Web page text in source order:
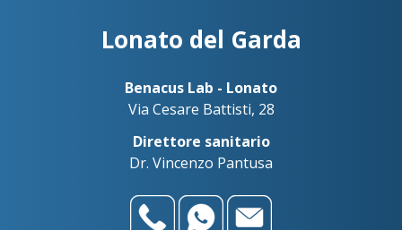
Lonato del Garda
Benacus Lab - Lonato
Via Cesare Battisti, 28
Direttore sanitario
Dr. Vincenzo Pantusa